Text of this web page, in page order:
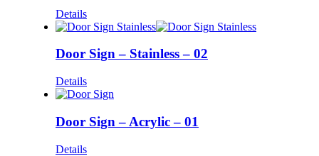
Details
Door Sign – Stainless – 02
Details
Door Sign – Acrylic – 01
Details